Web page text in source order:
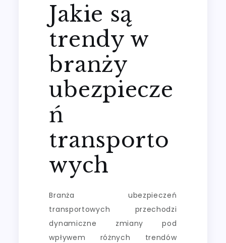
Jakie są
trendy w
branży
ubezpiecze
ń
transporto
wych
Branża ubezpieczeń
transportowych przechodzi
dynamiczne zmiany pod
wpływem różnych trendów